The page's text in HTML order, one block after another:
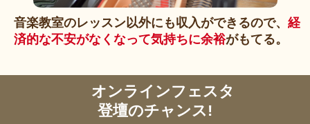
音楽教室のレッスン以外にも収入ができるので、 経
済的な不安がなくなって気持ちに余裕がもてる。
オンラインフェスタ
登壇のチャンス!